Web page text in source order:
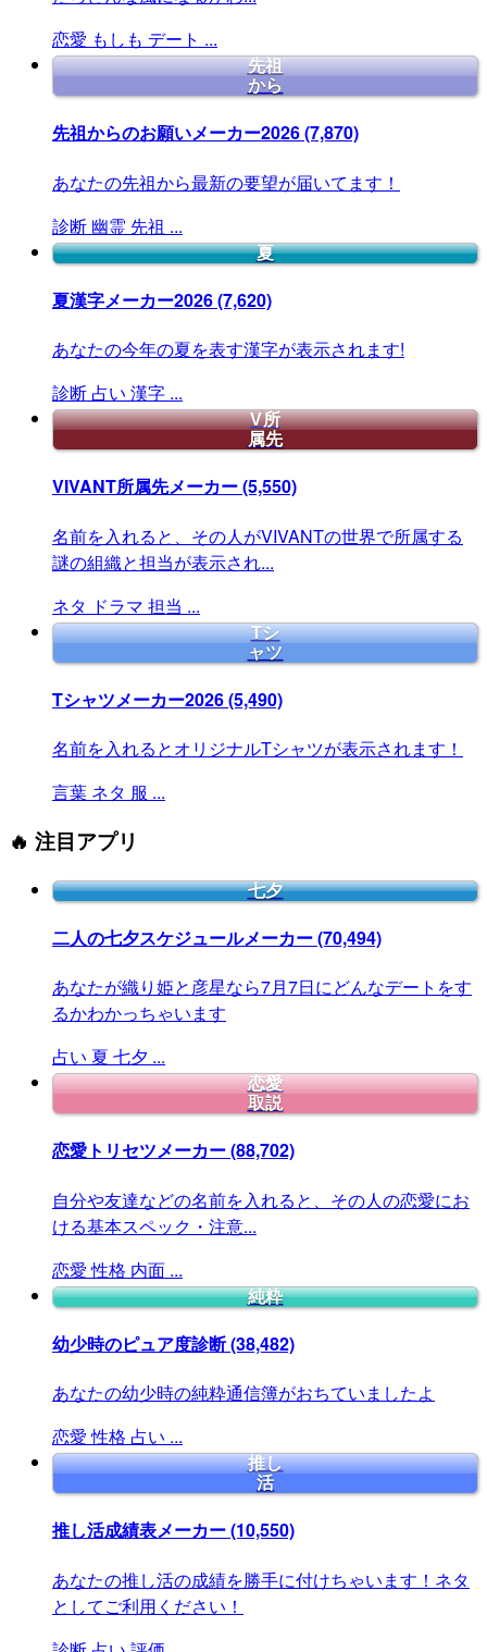
恋愛 もしも デート ...
先祖
から
先祖からのお願いメーカー2026(7,870)
あなたの先祖から最新の要望が届いてます！
診断 幽霊 先祖 ...
夏
夏漢字メーカー2026(7,620)
あなたの今年の夏を表す漢字が表示されます!
診断 占い 漢字 ...
V所
属先
VIVANT所属先メーカー(5,550)
名前を入れると、その人がVIVANTの世界で所属する
謎の組織と担当が表示され...
ネタ ドラマ 担当 ...
Tシ
ャツ
Tシャツメーカー2026(5,490)
名前を入れるとオリジナルTシャツが表示されます！
言葉 ネタ 服 ...
🔥 注目アプリ
七夕
二人の七夕スケジュールメーカー(70,494)
あなたが織り姫と彦星なら7月7日にどんなデートをす
るかわかっちゃいます
占い 夏 七夕 ...
恋愛
取説
恋愛トリセツメーカー(88,702)
自分や友達などの名前を入れると、その人の恋愛にお
ける基本スペック・注意...
恋愛 性格 内面 ...
純粋
幼少時のピュア度診断(38,482)
あなたの幼少時の純粋通信簿がおちていましたよ
恋愛 性格 占い ...
推し
活
推し活成績表メーカー(10,550)
あなたの推し活の成績を勝手に付けちゃいます！ネタ
としてご利用ください！